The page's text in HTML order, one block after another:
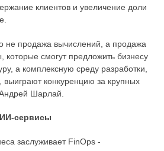
клиентов и увеличение доли
не продажа вычислений, а продажа
смогут предложить бизнесу
а комплексную среду разработки,
выиграют конкуренцию за крупных
Шарлай.
сервисы
заслуживает FinOps -